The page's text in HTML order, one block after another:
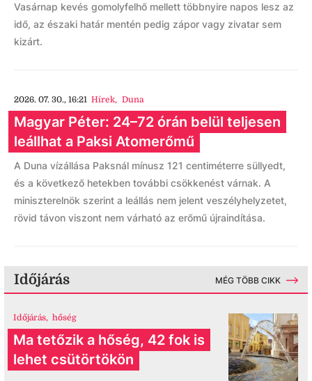
Vasárnap kevés gomolyfelhő mellett többnyire napos lesz az
idő, az északi határ mentén pedig zápor vagy zivatar sem
kizárt.
2026. 07. 30., 16:21 Hírek, Duna
Magyar Péter: 24–72 órán belül teljesen
leállhat a Paksi Atomerőmű
A Duna vízállása Paksnál mínusz 121 centiméterre süllyedt,
és a következő hetekben további csökkenést várnak. A
miniszterelnök szerint a leállás nem jelent veszélyhelyzetet,
rövid távon viszont nem várható az erőmű újraindítása.
Időjárás MÉG TÖBB CIKK
Időjárás, hőség
Ma tetőzik a hőség, 42 fok is
lehet csütörtökön